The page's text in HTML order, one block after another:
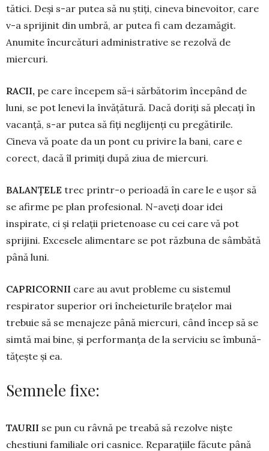
tătici. Deși s-ar putea să nu știți, cineva binevoitor, care
v-a sprijinit din umbră, ar putea fi cam dezamăgit.
Anumite încurcături administrative se rezolvă de
miercuri.
RACII, pe care începem să-i sărbătorim începând de
luni, se pot lenevi la în­vă­ță­tură. Dacă doriți să plecați în
vacanță, s-ar putea să fiți neglijenți cu pregătirile.
Cineva vă poa­te da un pont cu privire la bani, care e
corect, dacă îl primiți după ziua de miercuri.
BALANŢELE trec printr-o perioadă în care le e ușor să
se afirme pe plan pro­fe­sional. N-aveți doar idei
inspirate, ci și re­la­ții prietenoase cu cei care vă pot
sprijini. Excesele alimentare se pot răzbuna de sâmbătă
până luni.
CAPRICORNII care au avut probleme cu sistemul
respirator superior ori în­che­ie­turile brațelor mai
trebuie să se me­na­jeze până miercuri, când încep să se
simtă mai bine, și performanța de la serviciu se îm­bu­nă­
tățește și ea.
Semnele fixe:
TAURII se pun cu râvnă pe treabă să rezolve niște
chestiuni familiale ori cas­nice. Reparațiile făcute până